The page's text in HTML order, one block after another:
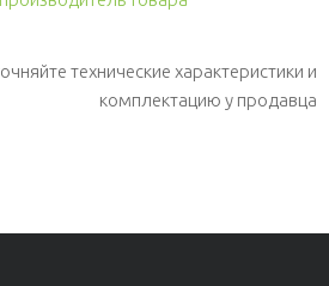
технические характеристики и
комплектацию у продавца